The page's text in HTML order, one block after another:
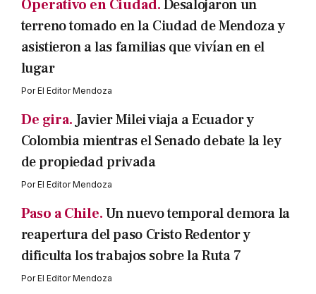
Operativo en Ciudad.Desalojaron un
terreno tomado en la Ciudad de Mendoza y
asistieron a las familias que vivían en el
lugar
PorEl Editor Mendoza
De gira. Javier Milei viaja a Ecuador y
Colombia mientras el Senado debate la ley
de propiedad privada
PorEl Editor Mendoza
Paso a Chile.Un nuevo temporal demora la
reapertura del paso Cristo Redentor y
dificulta los trabajos sobre la Ruta 7
PorEl Editor Mendoza